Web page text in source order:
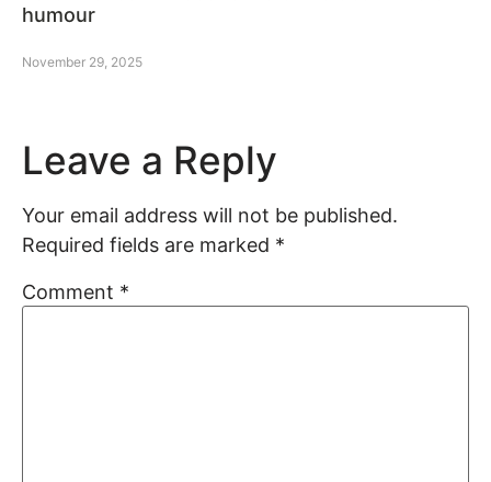
humour
November 29, 2025
Leave a Reply
Your email address will not be published.
Required fields are marked *
Comment *